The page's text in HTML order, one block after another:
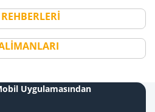
Uygulamasından